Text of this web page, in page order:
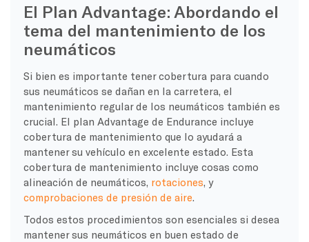
El Plan Advantage: Abordando el
tema del mantenimiento de los
neumáticos
Si bien es importante tener cobertura para cuando
sus neumáticos se dañan en la carretera, el
mantenimiento regular de los neumáticos también es
crucial. El plan Advantage de Endurance incluye
cobertura de mantenimiento que lo ayudará a
mantener su vehículo en excelente estado. Esta
cobertura de mantenimiento incluye cosas como
alineación de neumáticos, rotaciones , y
comprobaciones de presión de aire
Todos estos procedimientos son esenciales si desea
mantener sus neumáticos en buen estado de